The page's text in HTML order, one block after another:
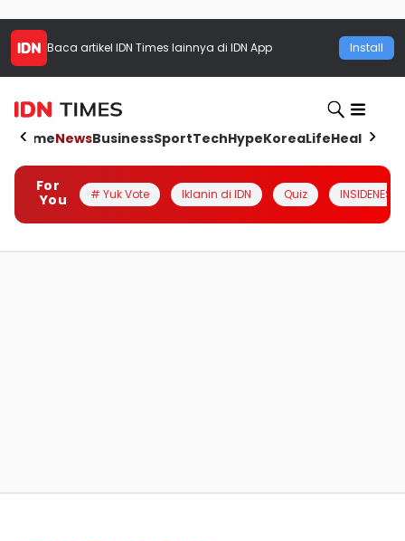
Baca artikel IDN Times lainnya di IDN App Install
HomeNewsBusinessSportTechHypeKoreaLifeHealth
For
You
# Yuk Vote Iklanin di IDN Quiz INSIDENESIA